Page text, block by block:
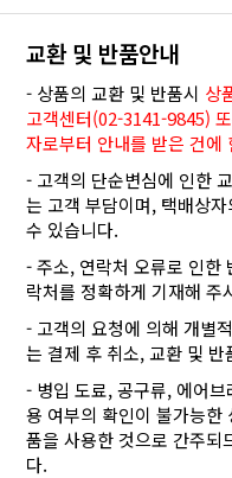
교환 및 반품안내
- 상품의 교환 및 반품시 상
고객센터(02-3141-9845)
자로부터 안내를 받은 건에
- 고객의 단순변심에 인한
는 고객 부담이며, 택배상
수 있습니다.
- 주소, 연락처 오류로 인한
락처를 정확하게 기재해 주
- 고객의 요청에 의해 개별
는 결제 후 취소, 교환 및
- 병입 도료, 공구류, 에어
용 여부의 확인이 불가능한
품을 사용한 것으로 간주되
다.